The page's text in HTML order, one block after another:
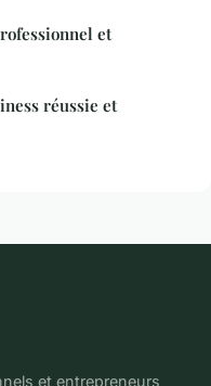
et
réussie et
et entrepreneurs